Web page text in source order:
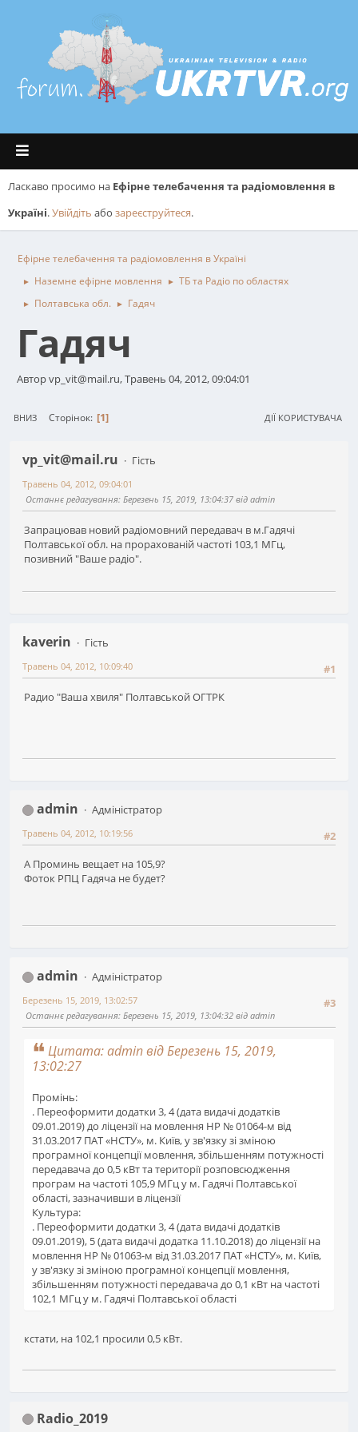
Ласкаво просимо на Ефірне телебачення та радіомовлення в
Україні.Увійдіть або зареєструйтеся.
Ефірне телебачення та радіомовлення в Україні
► Наземне ефірне мовлення ► ТБ та Радіо по областях
► Полтавська обл. ► Гадяч
Гадяч
Автор vp_vit@mail.ru, Травень 04, 2012, 09:04:01
ВНИЗ Сторінок 1 ДІЇ КОРИСТУВАЧА
vp_vit@mail.ru Гість
Травень 04, 2012, 09:04:01
Останнє редагування: Березень 15, 2019, 13:04:37 від admin
Запрацював новий радіомовний передавач в м.Гадячі
Полтавської обл. на прорахованій частоті 103,1 МГц,
позивний "Ваше радіо".
kaverin
Гість
#1
Травень 04, 2012, 10:09:40
Радио "Ваша хвиля" Полтавськой ОГТРК
admin
Адміністратор
#2
Травень 04, 2012, 10:19:56
А Проминь вещает на 105,9?
Фоток РПЦ Гадяча не будет?
admin
Адміністратор
#3
Березень 15, 2019, 13:02:57
Останнє редагування: Березень 15, 2019, 13:04:32 від admin
Цитата: admin від Березень 15, 2019,
13:02:27
Промінь:
. Переоформити додатки 3, 4 (дата видачі додатків
09.01.2019) до ліцензії на мовлення НР № 01064-м від
31.03.2017 ПАТ «НСТУ», м. Київ, у зв'язку зі зміною
програмної концепції мовлення, збільшенням потужності
передавача до 0,5 кВт та території розповсюдження
програм на частоті 105,9 МГц у м. Гадячі Полтавської
області, зазначивши в ліцензії
Культура:
. Переоформити додатки 3, 4 (дата видачі додатків
09.01.2019), 5 (дата видачі додатка 11.10.2018) до ліцензії на
мовлення НР № 01063-м від 31.03.2017 ПАТ «НСТУ», м. Київ,
у зв'язку зі зміною програмної концепції мовлення,
збільшенням потужності передавача до 0,1 кВт на частоті
102,1 МГц у м. Гадячі Полтавської області
кстати, на 102,1 просили 0,5 кВт.
Radio_2019